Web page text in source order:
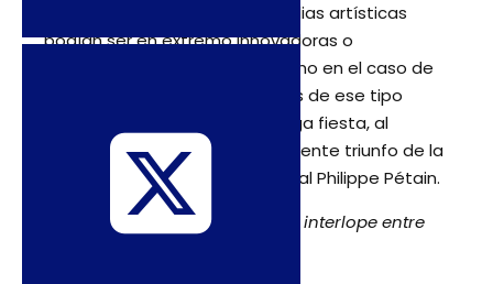
y libertario, donde las vanguardias artísticas
podían ser en extremo innovadoras o
ferozmente homofóbicas (como en el caso de
André Breton). Contradicciones de ese tipo
anunciaban ya el final de la larga fiesta, al
tiempo que explicaban el inminente triunfo de la
Francia reaccionaria del mariscal Philippe Pétain.
Gay Paris, Une histoire du Paris interlope entre